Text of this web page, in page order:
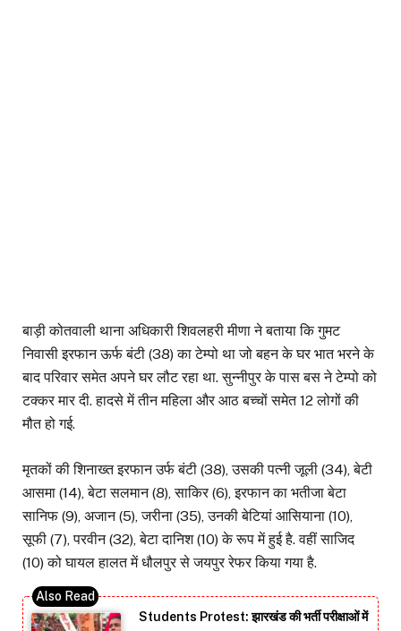
बाड़ी कोतवाली थाना अधिकारी शिवलहरी मीणा ने बताया कि गुमट
निवासी इरफान ऊर्फ बंटी (38) का टेम्पो था जो बहन के घर भात भरने के
बाद परिवार समेत अपने घर लौट रहा था. सुन्नीपुर के पास बस ने टेम्पो को
टक्कर मार दी. हादसे में तीन महिला और आठ बच्चों समेत 12 लोगों की
मौत हो गई.
मृतकों की शिनाख्त इरफान उर्फ बंटी (38), उसकी पत्नी जूली (34), बेटी
आसमा (14), बेटा सलमान (8), साकिर (6), इरफान का भतीजा बेटा
सानिफ (9), अजान (5), जरीना (35), उनकी बेटियां आसियाना (10),
सूफी (7), परवीन (32), बेटा दानिश (10) के रूप में हुई है. वहीं साजिद
(10) को घायल हालत में धौलपुर से जयपुर रेफर किया गया है.
Students Protest: झारखंड की भर्ती परीक्षाओं में